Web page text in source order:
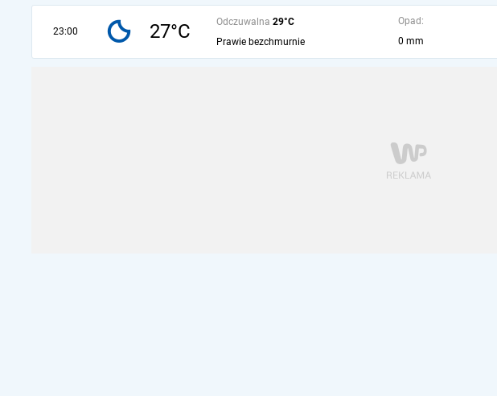
23:00 27°C Odczuwalna 29°C
Prawie bezchmurnie
Opad:
0 mm